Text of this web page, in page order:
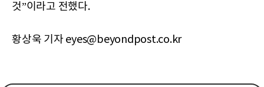
것”이라고 전했다.
황상욱 기자 eyes@beyondpost.co.kr